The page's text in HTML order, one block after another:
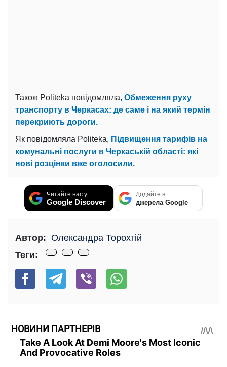
Також Politeka повідомляла, Обмеження руху
транспорту в Черкасах: де саме і на який термін
перекриють дороги.
Як повідомляла Politeka, Підвищення тарифів на
комунальні послуги в Черкаській області: які
нові розцінки вже оголосили.
Читайте нас у
Google Discover
Додайте в
джерела Google
Автор: Олександра Торохтій
Теги:
НОВИНИ ПАРТНЕРІВ
Take A Look At Demi Moore's Most Iconic
And Provocative Roles